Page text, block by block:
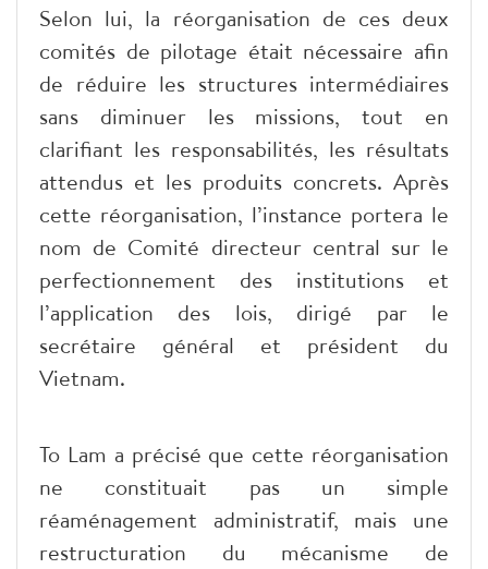
Selon lui, la réorganisation de ces deux
comités de pilotage était nécessaire afin
de réduire les structures intermédiaires
sans diminuer les missions, tout en
clarifiant les responsabilités, les résultats
attendus et les produits concrets. Après
cette réorganisation, l’instance portera le
nom de Comité directeur central sur le
perfectionnement des institutions et
l’application des lois, dirigé par le
secrétaire général et président du
Vietnam.
To Lam a précisé que cette réorganisation
ne constituait pas un simple
réaménagement administratif, mais une
restructuration du mécanisme de